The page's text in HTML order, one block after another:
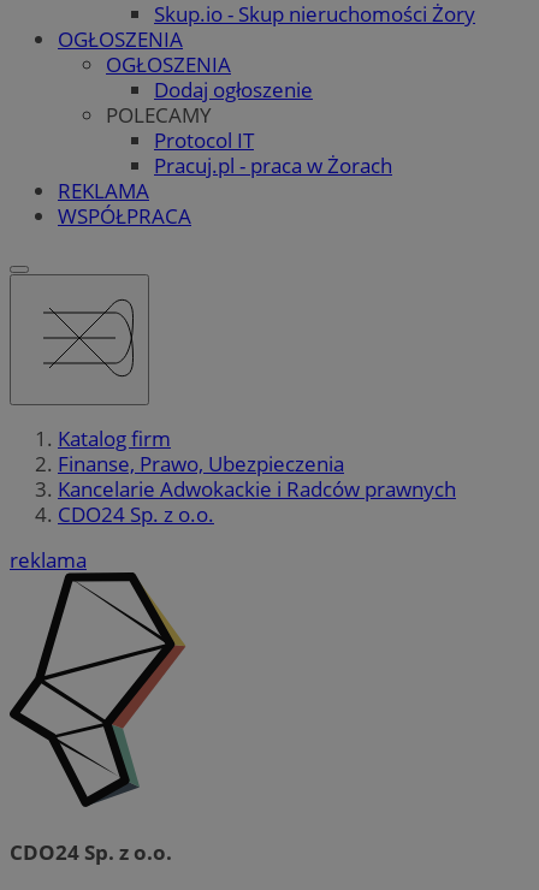
Skup.io - Skup nieruchomości Żory
OGŁOSZENIA
OGŁOSZENIA
Dodaj ogłoszenie
POLECAMY
Protocol IT
Pracuj.pl - praca w Żorach
REKLAMA
WSPÓŁPRACA
Katalog firm
Finanse, Prawo, Ubezpieczenia
Kancelarie Adwokackie i Radców prawnych
CDO24 Sp. z o.o.
reklama
CDO24 Sp. z o.o.